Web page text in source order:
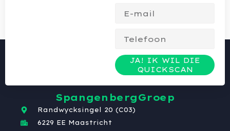
JA! IK WIL DIE
QUICKSCAN
SpangenbergGroep
Randwycksingel 20 (C03)
6229 EE Maastricht